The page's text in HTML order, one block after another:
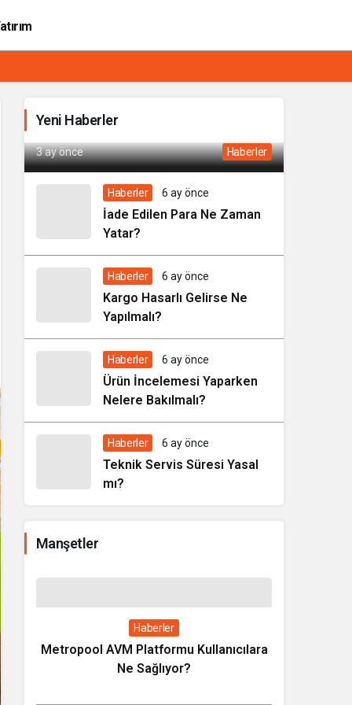
Yeni Haberler
Metropool AVM Platformu Kullanıcılara
Ne Sağlıyor?
3 ay önce Haberler
Haberler 6 ay önce
İade Edilen Para Ne Zaman
Yatar?
Haberler 6 ay önce
Kargo Hasarlı Gelirse Ne
Yapılmalı?
Haberler 6 ay önce
Ürün İncelemesi Yaparken
Nelere Bakılmalı?
Haberler 6 ay önce
Teknik Servis Süresi Yasal
mı?
Manşetler